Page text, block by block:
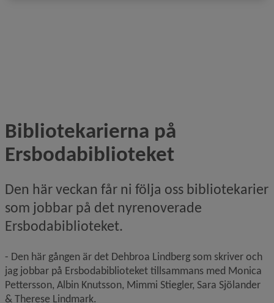
Bibliotekarierna på
Ersbodabiblioteket
Den här veckan får ni följa oss bibliotekarier
som jobbar på det nyrenoverade
Ersbodabiblioteket.
- Den här gången är det Dehbroa Lindberg som skriver och
jag jobbar på Ersbodabiblioteket tillsammans med Monica
Pettersson, Albin Knutsson, Mimmi Stiegler, Sara Sjölander
& Therese Lindmark.